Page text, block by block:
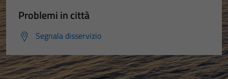
Problemi in città
Segnala disservizio